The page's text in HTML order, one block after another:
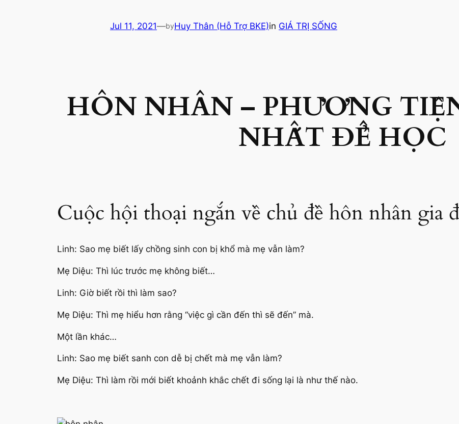
Jul 11, 2021—byHuy Thân (Hỗ Trợ BKE)in GIÁ TRỊ SỐNG
HÔN NHÂN – PHƯƠNG
NHẤT ĐỂ HỌC
Cuộc hội thoại ngắn về chủ đề hôn nhân gia
Linh: Sao mẹ biết lấy chồng sinh con bị khổ mà mẹ vẫn làm?
Mẹ Diệu: Thì lúc trước mẹ không biết…
Linh: Giờ biết rồi thì làm sao?
Mẹ Diệu: Thì mẹ hiểu hơn rằng “việc gì cần đến thì sẽ đến” mà.
Một lần khác…
Linh: Sao mẹ biết sanh con dễ bị chết mà mẹ vẫn làm?
Mẹ Diệu: Thì làm rồi mới biết khoảnh khắc chết đi sống lại là như thế nào.